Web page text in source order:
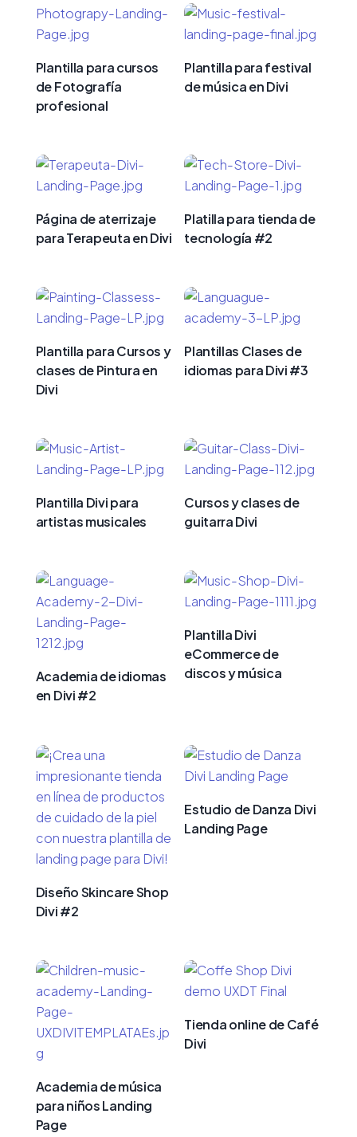
Plantilla para cursos
de Fotografía
profesional
Plantilla para festival
de música en Divi
Página de aterrizaje
para Terapeuta en Divi
Platilla para tienda de
tecnología #2
Plantilla para Cursos y
clases de Pintura en
Divi
Plantillas Clases de
idiomas para Divi #3
Plantilla Divi para
artistas musicales
Cursos y clases de
guitarra Divi
Academia de idiomas
en Divi #2
Plantilla Divi
eCommerce de
discos y música
Diseño Skincare Shop
Divi #2
Estudio de Danza Divi
Landing Page
Academia de música
para niños Landing
Page
Tienda online de Café
Divi